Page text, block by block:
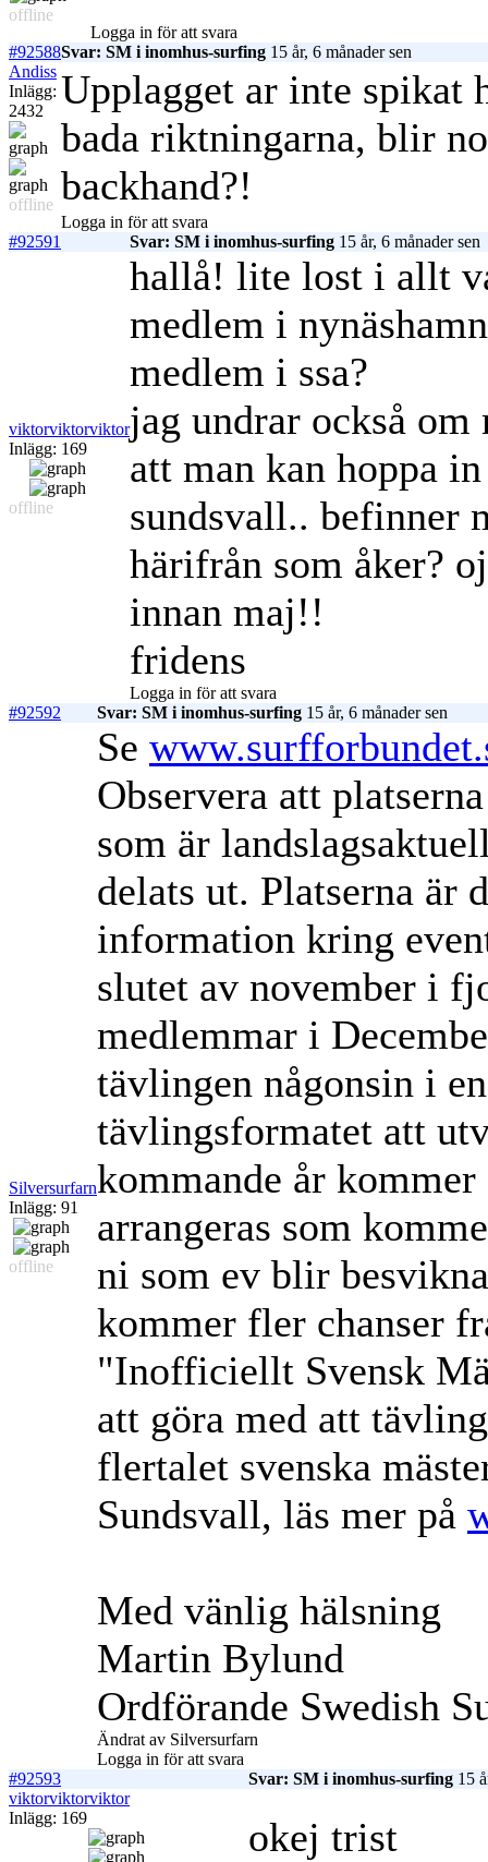
offline
Logga in för att svara
#92588Svar: SM i inomhus-surfing 15 år, 6 månader sen
Andiss
Inlägg:
2432
offline
Upplagget ar inte spikat
bada riktningarna, blir
backhand?!
Logga in för att svara
#92591
Svar: SM i inomhus-surfing 15 år, 6 månader sen
viktorviktorviktor
Inlägg: 169
offline
hallå! lite lost i allt
medlem i
medlem i ssa?
jag undrar också om
att man kan hoppa
sundsvall.. befinner
härifrån som åker?
innan maj!!
fridens
Logga in för att svara
#92592
Svar: SM i inomhus-surfing 15 år, 6 månader sen
Silversurfarn
Inlägg: 91
offline
Se
Observera att
som är
delats ut. Platserna är
information kring
slutet av november i
medlemmar i
tävlingen någonsin i
tävlingsformatet att
kommande år
arrangeras som
ni som ev blir
kommer fler chanser
"Inofficiellt Svensk
att göra med att
flertalet svenska
Sundsvall, läs mer på
Med vänlig hälsning
Martin Bylund
Ordförande Swedish
Ändrat av Silversurfarn
Logga in för att svara
#92593
Svar: SM i inomhus-surfing 15
viktorviktorviktor
Inlägg: 169
okej trist